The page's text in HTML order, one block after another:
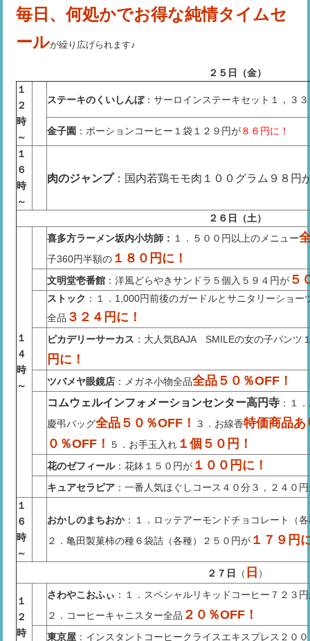
毎日、何処かでお得な純情タイムセ
ールが繰り広げられます♪
２５日（金）
１
２
時
～
ステーキのくいしんぼ：サーロインステーキセット１，３
金子園 ：ポーションコーヒー１袋１２９円が８６円に！
１
６
時
～
肉のジャンプ：国内若鶏モモ肉１００グラム９８円
２６日（土）
１
４
時
～
喜多方ラーメン坂内小坊師： １．５００円以上のメニュー
子360円半額の １８０円に！
文明堂壱番館 ：洋風どらやきサンドラ５個入５９４円が５
ストック ：１．1,000円前後のガードルとサニタリーショ
全品 ３２４円に！
ピカデリーサーカス ：大人気BAJA SMILEの女の子パンツ
円に！
ツバメヤ眼鏡店 ：メガネ小物全品全品５０％OFF！
コムウェルインフォメーションセンター高円寺：１
慶弔バッグ全品５０％OFF！ ３．お線香特価商品あ
０％OFF！
５．お手玉入れ１個５０円！
花のゼフィール：花鉢１５０円が１００円に！
キュアセラピア ：一番人気ほぐしコース４０分３，２４０
１
６
時
～
おかしのまちおか：１．ロッテアーモンドチョコレート（
２．亀田製菓柿の種６袋詰（各種）２５０円が１７９円
２７日 （ 日 ）
１
２
時
さわやこおふぃ ：１．スペシャルリキッドコーヒー７２３
２．コーヒーキャニスター全品 ２０％OFF！
東京屋 ：インスタントコーヒークライスエキスプレス２０